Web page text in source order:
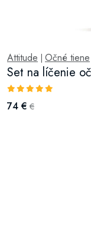
Attitude Očné tiene
Set na líčenie
74 € €